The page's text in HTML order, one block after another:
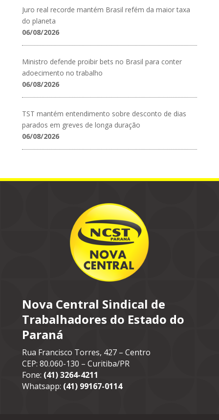
Juro real recorde mantém Brasil refém da maior taxa
do planeta
06/08/2026
Ministro defende proibir bets no Brasil para conter
adoecimento no trabalho
06/08/2026
TST mantém entendimento sobre desconto de dias
parados em greves de longa duração
06/08/2026
Nova Central Sindical de
Trabalhadores do Estado do
Paraná
Rua Francisco Torres, 427 – Centro
CEP: 80.060-130 – Curitiba/PR
Fone: (41) 3264-4211
Whatsapp: (41) 99167-0114